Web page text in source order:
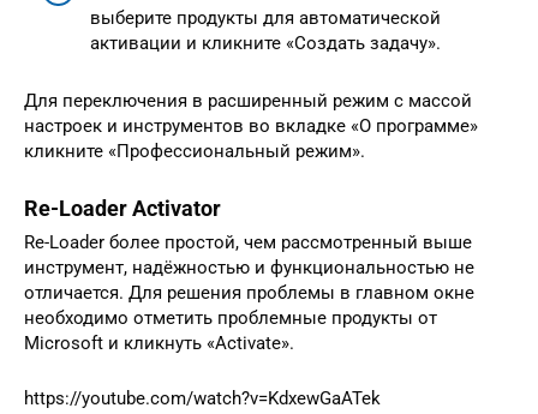
выберите продукты для автоматической
активации и кликните «Создать задачу».
Для переключения в расширенный режим с массой
настроек и инструментов во вкладке «О программе»
кликните «Профессиональный режим».
Re-Loader Activator
Re-Loader более простой, чем рассмотренный выше
инструмент, надёжностью и функциональностью не
отличается. Для решения проблемы в главном окне
необходимо отметить проблемные продукты от
Microsoft и кликнуть «Activate».
https://youtube.com/watch?v=KdxewGaATek